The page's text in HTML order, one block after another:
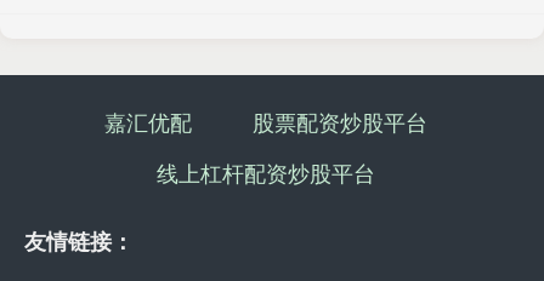
嘉汇优配
股票配资炒股平台
线上杠杆配资炒股平台
友情链接：